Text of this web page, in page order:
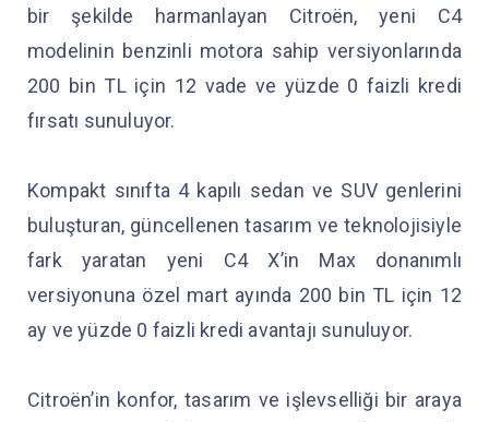
bir şekilde harmanlayan Citroën, yeni C4
modelinin benzinli motora sahip versiyonlarında
200 bin TL için 12 vade ve yüzde 0 faizli kredi
fırsatı sunuluyor.
Kompakt sınıfta 4 kapılı sedan ve SUV genlerini
buluşturan, güncellenen tasarım ve teknolojisiyle
fark yaratan yeni C4 X’in Max donanımlı
versiyonuna özel mart ayında 200 bin TL için 12
ay ve yüzde 0 faizli kredi avantajı sunuluyor.
Citroën’in konfor, tasarım ve işlevselliği bir araya